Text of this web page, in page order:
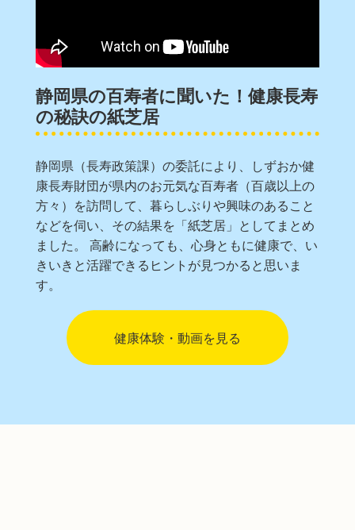
静岡県の百寿者に聞いた！健康長寿
の秘訣の紙芝居
静岡県（長寿政策課）の委託により、しずおか健
康長寿財団が県内のお元気な百寿者（百歳以上の
方々）を訪問して、暮らしぶりや興味のあること
などを伺い、その結果を「紙芝居」としてまとめ
ました。 高齢になっても、心身ともに健康で、い
きいきと活躍できるヒントが見つかると思いま
す。
健康体験・動画を見る